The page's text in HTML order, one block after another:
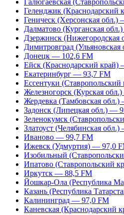
Галюгаевская
Геленджик (Краснодарский
Геническ (Херсонская обл.)
Далматово (Курганская
Дзержинск
Димитровград
Донецк — 102,6 FM
Ейск (Краснодарский край)
Екатеринбург — 93,7 FM
Ессентуки (Ставропольский
Железногорск (Курская
Жердевка (Тамбовская
Задонск (Липецкая обл.) —
Зеленокумск
Златоуст (Челябинская
Иваново — 99,7 FM
Ижевск (Удмуртия) — 97,0
Изобильный
Ипатово (Ставропольский
Иркутск — 88,5 FM
Йошкар-Ола (Республика
Казань (Республика
Калининград — 97,0 FM
Каневская (Краснодарский